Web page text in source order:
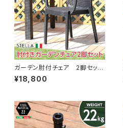
ガーデン肘付チェア 2脚セット
【ステラ-STELLA-】（ガーデ
ン カフェ） SH-05-11234
¥18,800